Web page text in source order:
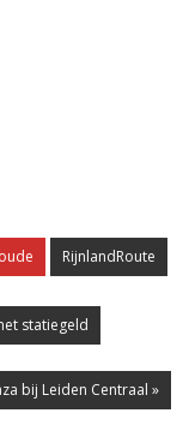
RijnlandRoute
statiegeld
bij Leiden Centraal »